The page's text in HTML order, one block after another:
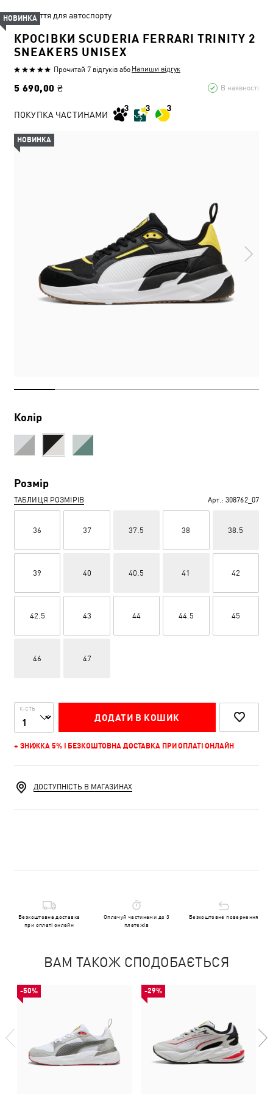
Взуття для автоспорту
КРОСІВКИ SCUDERIA FERRARI TRINITY 2
SNEAKERS UNISEX
Прочитай 7 відгуків або Напиши відгук
5 690,00 ₴ В наявності
НОВИНКА
ПОКУПКА ЧАСТИНАМИ
Колір
Розмір
ТАБЛИЦЯ РОЗМІРІВ Арт.: 308762_07
36 37 37.5 38 38.5
39 40 40.5 41 42
42.5 43 44 44.5 45
46 47
К-СТЬ
ДОДАТИ В КОШИК
+ ЗНИЖКА 5% І БЕЗКОШТОВНА ДОСТАВКА ПРИ ОПЛАТІ ОНЛАЙН
НОВИНКА
ДОСТУПНІСТЬ В МАГАЗИНАХ
Безкоштовна доставка
при оплаті онлайн
Оплачуй частинами до 3
платежів
Безкоштовне повернення
ВАМ ТАКОЖ СПОДОБАЄТЬСЯ
-50% -29%